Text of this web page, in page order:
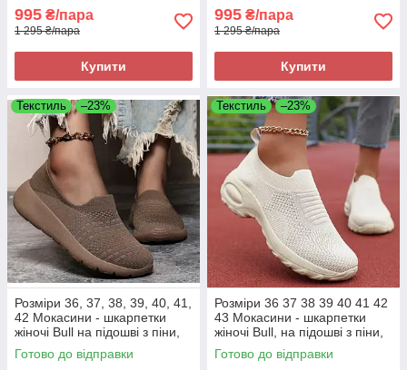
995 ₴/пара
1 295 ₴/пара
Купити
995 ₴/пара
1 295 ₴/пара
Купити
Текстиль –23%
Розміри 36, 37, 38, 39, 40, 41,
42 Мокасини - шкарпетки
жіночі Bull на підошві з піни,
текстиль, коричневі, легкі та
зручні
Готово до відправки
Текстиль –23%
Розміри 36 37 38 39 40 41 42
43 Мокасини - шкарпетки
жіночі Bull, на підошві з піни,
текстиль, бежеві
Готово до відправки